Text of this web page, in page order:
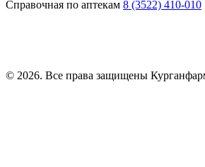
Справочная по аптекам 8 (3522) 410-010
© 2026. Все права защищены